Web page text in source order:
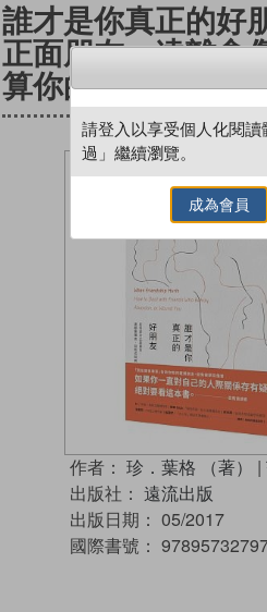
誰才是你真正的好
正面朋友，遠離會
算你的負面朋友
作者： 珍．葉格 （著） |
出版社： 遠流出版
出版日期： 05/2017
國際書號：
請登入以享受個人化閱讀
過」繼續瀏覽。
成為會員